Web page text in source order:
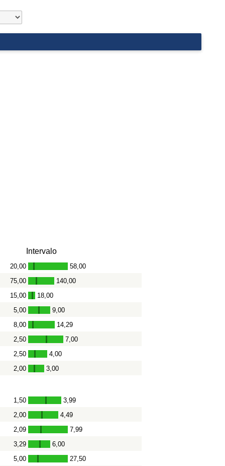
Intervalo
20,00 -
58,00
75,00
-
140,00
15,00
- 18,00
5,00
-
9,00
8,00
-
14,29
2,50
-
7,00
2,50
-
4,00
2,00
- 3,00
1,50 -
3,99
2,00
-
4,49
2,09
-
7,99
3,29
-
6,00
5,00
-
27,50